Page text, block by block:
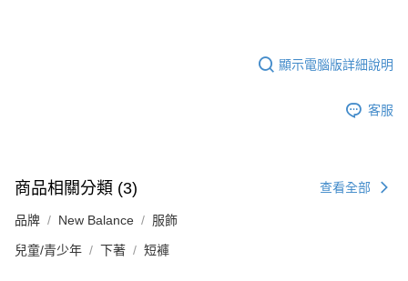
顯示電腦版詳細說明
客服
商品相關分類 (3) 查看全部
品牌 New Balance 服飾
兒童/青少年 下著 短褲